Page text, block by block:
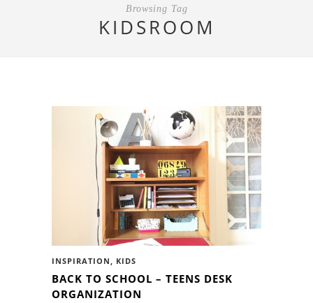
Browsing Tag
KIDSROOM
INSPIRATION, KIDS
BACK TO SCHOOL – TEENS DESK
ORGANIZATION